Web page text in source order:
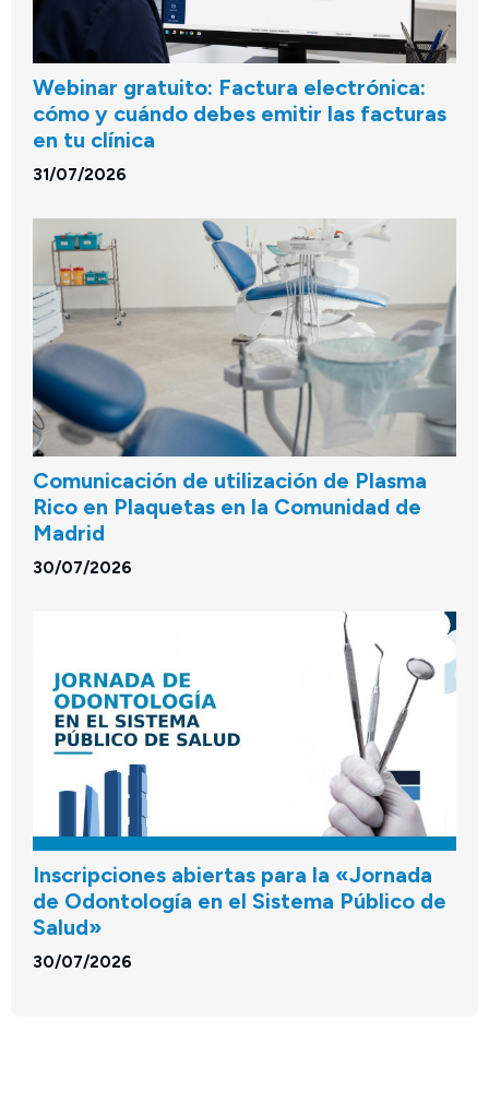
Webinar gratuito: Factura electrónica:
cómo y cuándo debes emitir las facturas
en tu clínica
31/07/2026
Comunicación de utilización de Plasma
Rico en Plaquetas en la Comunidad de
Madrid
30/07/2026
Inscripciones abiertas para la «Jornada
de Odontología en el Sistema Público de
Salud»
30/07/2026